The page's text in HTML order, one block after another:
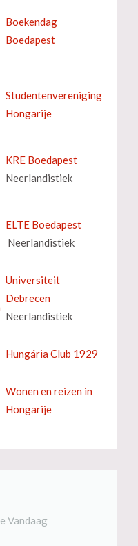
Boekendag
Boedapest
Studentenvereniging
Hongarije
KRE Boedapest
Neerlandistiek
ELTE Boedapest
Neerlandistiek
Universiteit
Debrecen
Neerlandistiek
Hungária Club 1929
Wonen en reizen in
Hongarije
Vandaag